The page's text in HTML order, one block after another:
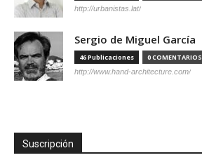
http://urbanistas.lat/
Sergio de Miguel García
46 Publicaciones 0 COMENTARIOS
http://www.hand-architecture.com/
Suscripción